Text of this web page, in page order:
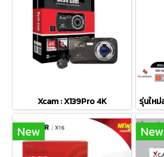
Xcam : X139Pro 4K
New New